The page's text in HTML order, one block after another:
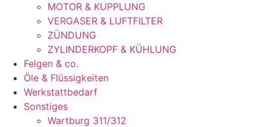
MOTOR & KUPPLUNG
VERGASER & LUFTFILTER
ZÜNDUNG
ZYLINDERKOPF & KÜHLUNG
Felgen & co.
Öle & Flüssigkeiten
Werkstattbedarf
Sonstiges
Wartburg 311/312